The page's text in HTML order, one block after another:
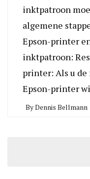
inktpatroon
algemene
Epson-printer
inktpatroon:
printer: Als u
Epson-printer
ByDennis Bellmann